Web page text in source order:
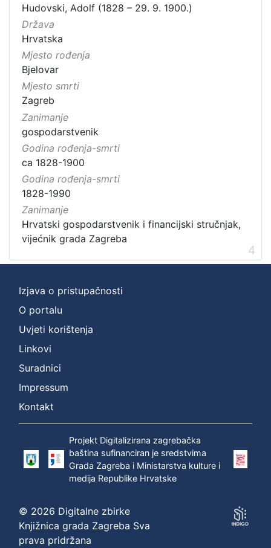
Hudovski, Adolf (1828 – 29. 9. 1900.)
Država
Hrvatska
Mjesto rođenja
Bjelovar
Mjesto smrti
Zagreb
Zanimanje
gospodarstvenik
Godina rođenja-smrti
ca 1828-1900
Godina rođenja-smrti
1828-1990
Zanimanje
Hrvatski gospodarstvenik i financijski stručnjak,
vijećnik grada Zagreba
4
Izjava o pristupačnosti
O portalu
Uvjeti korištenja
Linkovi
Suradnici
Impressum
Kontakt
Projekt Digitalizirana zagrebačka
baština sufinanciran je sredstvima
Grada Zagreba i Ministarstva kulture i
medija Republike Hrvatske
© 2026 Digitalne zbirke
Knjižnica grada Zagreba Sva
prava pridržana